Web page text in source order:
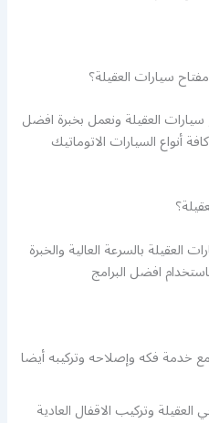
سيارات العقيلة؟
العقيلة ونعمل بخبرة افضل
أنواع السيارات الاتوماتيك
العقيلة بالسرعة العالية والخبرة
افضل البرامج
خدمة فكه وإصلاحه وتركيبه أيضا
وتركيب الاقفال العادية